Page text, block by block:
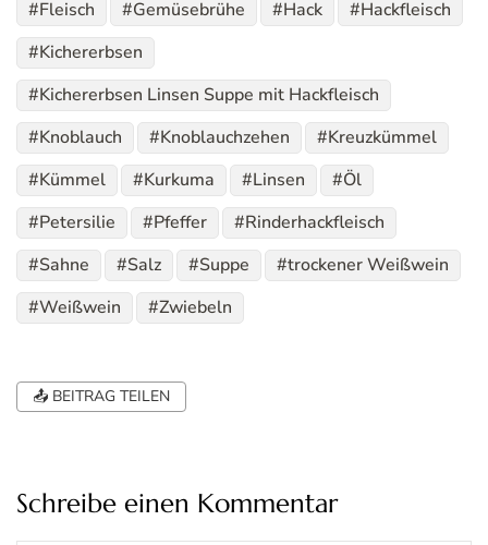
Fleisch
Gemüsebrühe Hack
Hackfleisch
Kichererbsen
Kichererbsen Linsen Suppe mit Hackfleisch
Knoblauch
Knoblauchzehen
Kreuzkümmel
Kümmel
Kurkuma Linsen
Öl
Petersilie
Pfeffer
Rinderhackfleisch
Sahne
Salz Suppe
trockener Weißwein
Weißwein
Zwiebeln
📤 BEITRAG TEILEN
Schreibe einen Kommentar